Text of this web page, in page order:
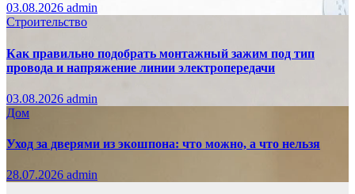
03.08.2026 admin
Строительство
Как правильно подобрать монтажный зажим под тип
провода и напряжение линии электропередачи
03.08.2026 admin
Дом
Уход за дверями из экошпона: что можно, а что нельзя
28.07.2026 admin